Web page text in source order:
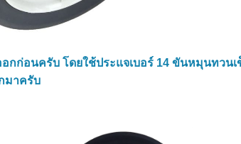
ก่อนครับ โดยใช้ประแจเบอร์ 14 ขันหมุนทวนเ
มาครับ